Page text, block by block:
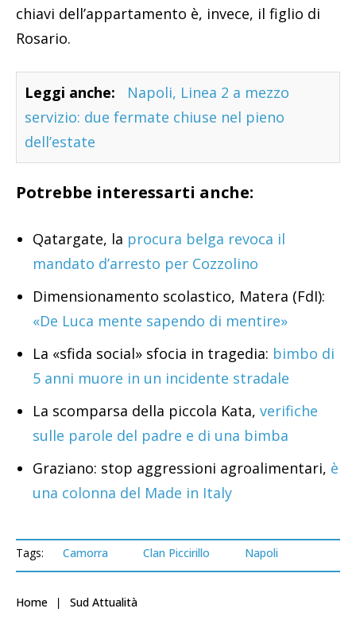
chiavi dell’appartamento è, invece, il figlio di
Rosario.
Leggi anche:
Napoli, Linea 2 a mezzo
servizio: due fermate chiuse nel pieno
dell’estate
Potrebbe interessarti anche:
Qatargate, la procura belga revoca il
mandato d’arresto per Cozzolino
Dimensionamento scolastico, Matera (FdI):
«De Luca mente sapendo di mentire»
La «sfida social» sfocia in tragedia: bimbo di
5 anni muore in un incidente stradale
La scomparsa della piccola Kata, verifiche
sulle parole del padre e di una bimba
Graziano: stop aggressioni agroalimentari, è
una colonna del Made in Italy
Tags: Camorra Clan Piccirillo Napoli
Home Sud Attualità